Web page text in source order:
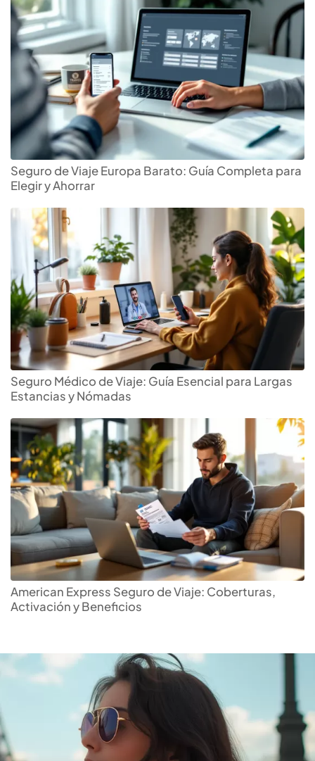
Seguro de Viaje Europa Barato: Guía Completa para
Elegir y Ahorrar
Seguro Médico de Viaje: Guía Esencial para Largas
Estancias y Nómadas
American Express Seguro de Viaje: Coberturas,
Activación y Beneficios
Descubre elseguro de
viajeideal para ti